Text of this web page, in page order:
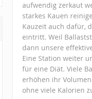
aufwendig zerkaut
starkes Kauen
Kauzeit auch dafür,
eintritt. Weil
dann unsere
Eine Station weiter
für eine Diät. Viele
erhöhen ihr
ohne viele Kalorien